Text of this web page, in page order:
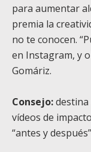
para aumentar
premia la
no te conocen.
en Instagram, y
Gomáriz.
Consejo:destina
vídeos de
“antes y